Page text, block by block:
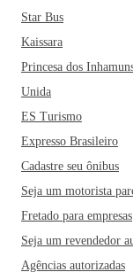
Star Bus
Kaissara
Princesa dos
Unida
ES Turismo
Expresso Brasileiro
Cadastre seu ônibus
Seja um motorista
Fretado para empresas
Seja um revendedor
Agências autorizadas